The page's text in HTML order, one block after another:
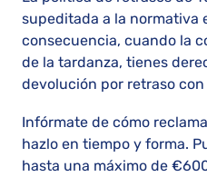
supeditada a la normativa
consecuencia, cuando la
de la tardanza, tienes
devolución por retraso con
Infórmate de cómo
hazlo en tiempo y forma.
hasta una máximo de